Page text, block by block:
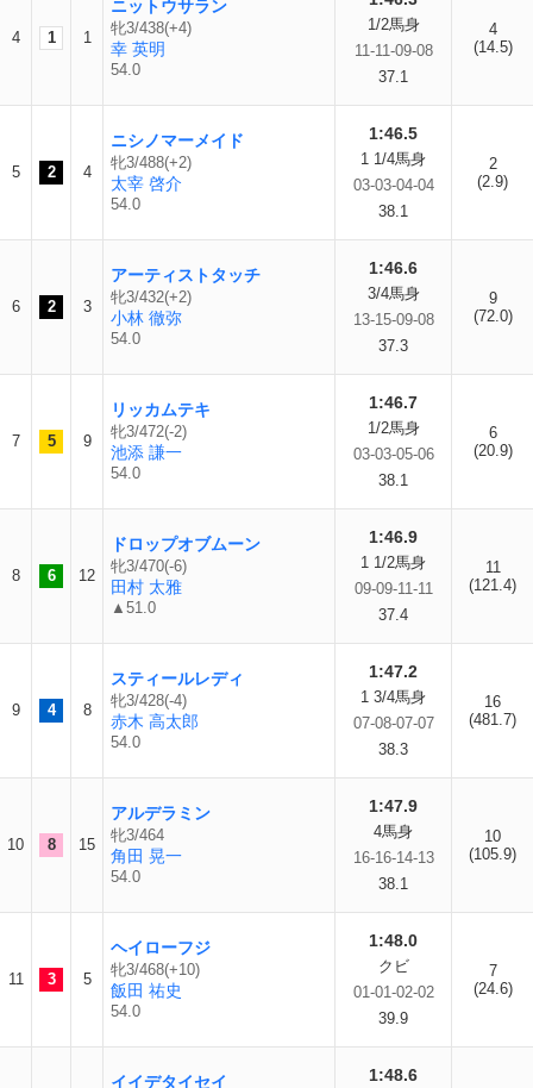
4 1 1
ニットウサラン
牝3/438(+4)
幸 英明
54.0
1/2馬身
11-11-09-08
37.1
4
(14.5)
5 2 4
ニシノマーメイド
牝3/488(+2)
太宰 啓介
54.0
1:46.5
1 1/4馬身
03-03-04-04
38.1
2
(2.9)
6 2 3
アーティストタッチ
牝3/432(+2)
小林 徹弥
54.0
1:46.6
3/4馬身
13-15-09-08
37.3
9
(72.0)
7 5 9
リッカムテキ
牝3/472(-2)
池添 謙一
54.0
1:46.7
1/2馬身
03-03-05-06
38.1
6
(20.9)
8 6 12
ドロップオブムーン
牝3/470(-6)
田村 太雅
▲51.0
1:46.9
1 1/2馬身
09-09-11-11
37.4
11
(121.4)
9 4 8
スティールレディ
牝3/428(-4)
赤木 高太郎
54.0
1:47.2
1 3/4馬身
07-08-07-07
38.3
16
(481.7)
10 8 15
アルデラミン
牝3/464
角田 晃一
54.0
1:47.9
4馬身
16-16-14-13
38.1
10
(105.9)
11 3 5
ヘイローフジ
牝3/468(+10)
飯田 祐史
54.0
1:48.0
クビ
01-01-02-02
39.9
7
(24.6)
イイデタイセイ 1:48.6